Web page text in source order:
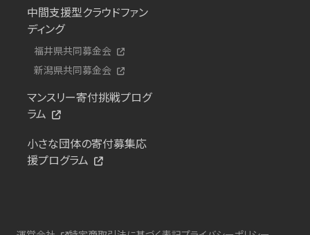
中間支援型クラウドファン
ディング
福井県共同募金会
新潟県共同募金会
マンスリー寄付挑戦プログ
ラム
小さな団体の寄付募集応
援プログラム